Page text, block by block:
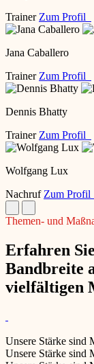
Trainer Zum Profil
Jana Caballero
Trainer Zum Profil
Dennis Bhatty
Trainer Zum Profil
Wolfgang Lux
Nachruf Zum Profil
Themen- und
Erfahren
Bandbreite
vielfältigen
Unsere Stärke sind
Unsere Stärke sind